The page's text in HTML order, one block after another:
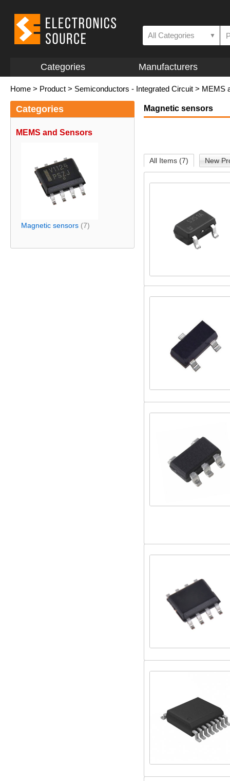
All Categories ▼
Categories Manufacturers
Home > Product > Semiconductors - Integrated Circuit > MEMS
Categories
MEMS and Sensors
Magnetic sensors (7)
Magnetic sensors
All Items (7) New